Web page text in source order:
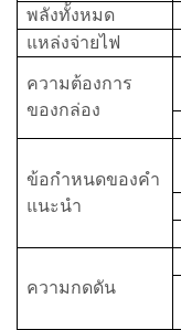
พลังทั้งหมด
แหล่งจ่ายไฟ
ความต้องการ
ของกล่อง
ข้อกำหนดของคำ
แนะนำ
ความกดดัน